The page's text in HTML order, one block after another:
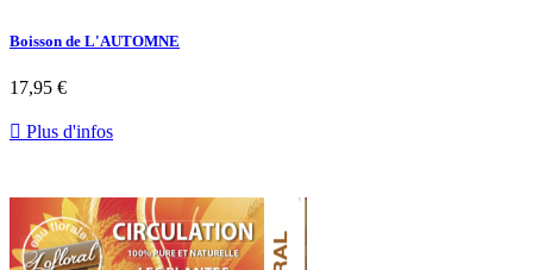
Boisson de L'AUTOMNE
17,95 €
 Plus d'infos